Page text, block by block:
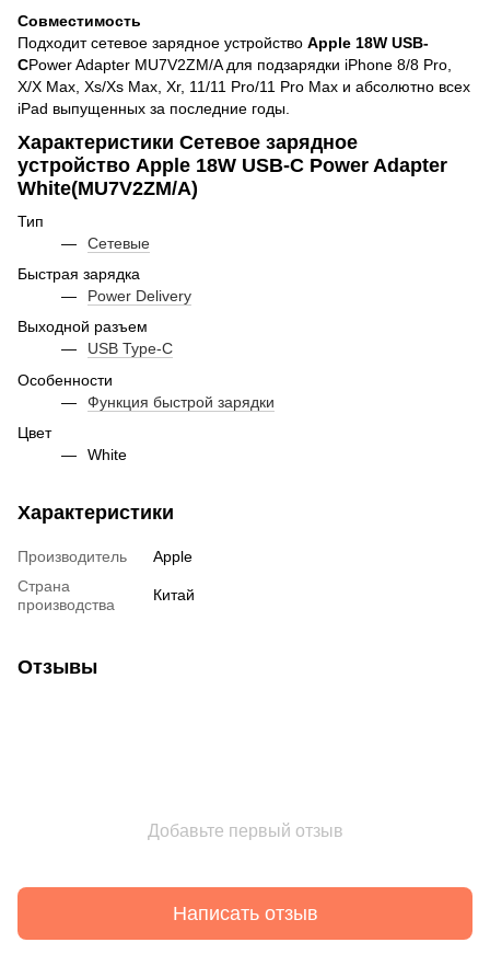
Совместимость
Подходит сетевое зарядное устройство Apple 18W USB-
CPower Adapter MU7V2ZM/A для подзарядки iPhone 8/8 Pro,
X/X Max, Xs/Xs Max, Xr, 11/11 Pro/11 Pro Max и абсолютно всех
iPad выпущенных за последние годы.
Характеристики Сетевое зарядное
устройство Apple 18W USB-C Power Adapter
White(MU7V2ZM/A)
Тип
Сетевые
Быстрая зарядка
Power Delivery
Выходной разъем
USB Type-C
Особенности
Функция быстрой зарядки
Цвет
White
Характеристики
Производитель
Apple
Страна
производства
Китай
Отзывы
Добавьте первый отзыв
Написать отзыв